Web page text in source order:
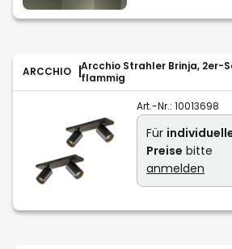
ARCCHIO
Arcchio Strahler Brinja, 2er-
flammig
Art.-Nr.: 10013698
Für
Preise bitte
anmelden